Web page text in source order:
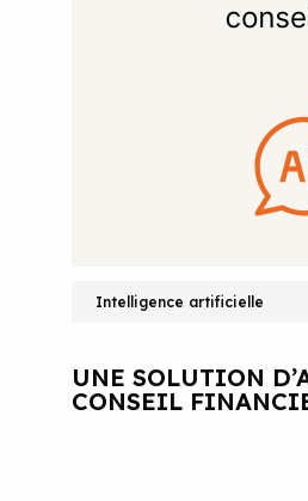
Intelligence artificielle
UNE SOLUTION
CONSEIL